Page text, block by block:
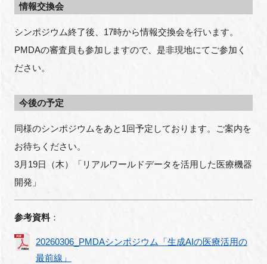
情報交換会
シンポジウム終了後、17時から情報交換会を行います。
PMDAの審査員も参加しますので、是非現地にてご参加く
ださい。
今後の予定
同様のシンポジウムをあと1回予定しております。ご案内を
お待ちください。
3月19日（木）「リアルワールドデータを活用した医療機器
開発」
参考資料：
20260306_PMDAシンポジウム「生成AIの医療活用の
最前線」